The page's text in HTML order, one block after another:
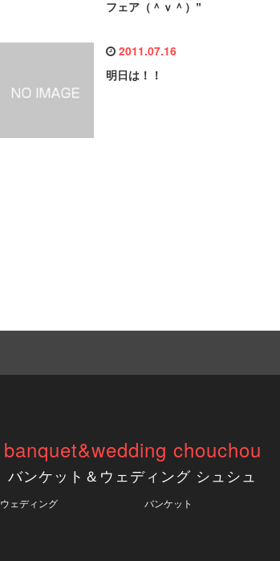
フェア（＾ｖ＾）”
2011.07.16
明日は！！
banquet&wedding chouchou
バンケット＆ウェディング シュシュ
ウェディング バンケット